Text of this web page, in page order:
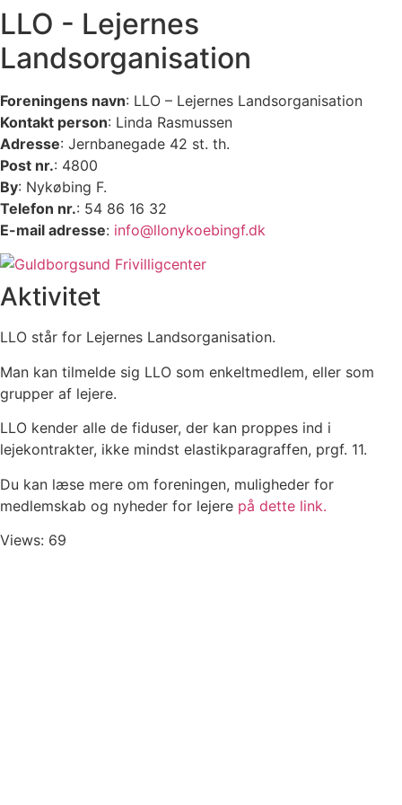
LLO - Lejernes
Landsorganisation
Foreningens navn: LLO – Lejernes Landsorganisation
Kontakt person: Linda Rasmussen
Adresse: Jernbanegade 42 st. th.
Post nr.: 4800
By: Nykøbing F.
Telefon nr.: 54 86 16 32
E-mail adresse: info@llonykoebingf.dk
Aktivitet
LLO står for Lejernes Landsorganisation.
Man kan tilmelde sig LLO som enkeltmedlem, eller som
grupper af lejere.
LLO kender alle de fiduser, der kan proppes ind i
lejekontrakter, ikke mindst elastikparagraffen, prgf. 11.
Du kan læse mere om foreningen, muligheder for
medlemskab og nyheder for lejere på dette link.
Views: 69